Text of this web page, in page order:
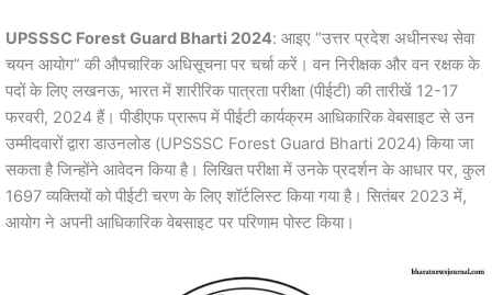
UPSSSC Forest Guard Bharti 2024: आइए “उत्तर प्रदेश अधीनस्थ सेवा
चयन आयोग” की औपचारिक अधिसूचना पर चर्चा करें। वन निरीक्षक और वन रक्षक के
पदों के लिए लखनऊ, भारत में शारीरिक पात्रता परीक्षा (पीईटी) की तारीखें 12-17
फरवरी, 2024 हैं। पीडीएफ प्रारूप में पीईटी कार्यक्रम आधिकारिक वेबसाइट से उन
उम्मीदवारों द्वारा डाउनलोड (UPSSSC Forest Guard Bharti 2024) किया जा
सकता है जिन्होंने आवेदन किया है। लिखित परीक्षा में उनके प्रदर्शन के आधार पर, कुल
1697 व्यक्तियों को पीईटी चरण के लिए शॉर्टलिस्ट किया गया है। सितंबर 2023 में,
आयोग ने अपनी आधिकारिक वेबसाइट पर परिणाम पोस्ट किया।